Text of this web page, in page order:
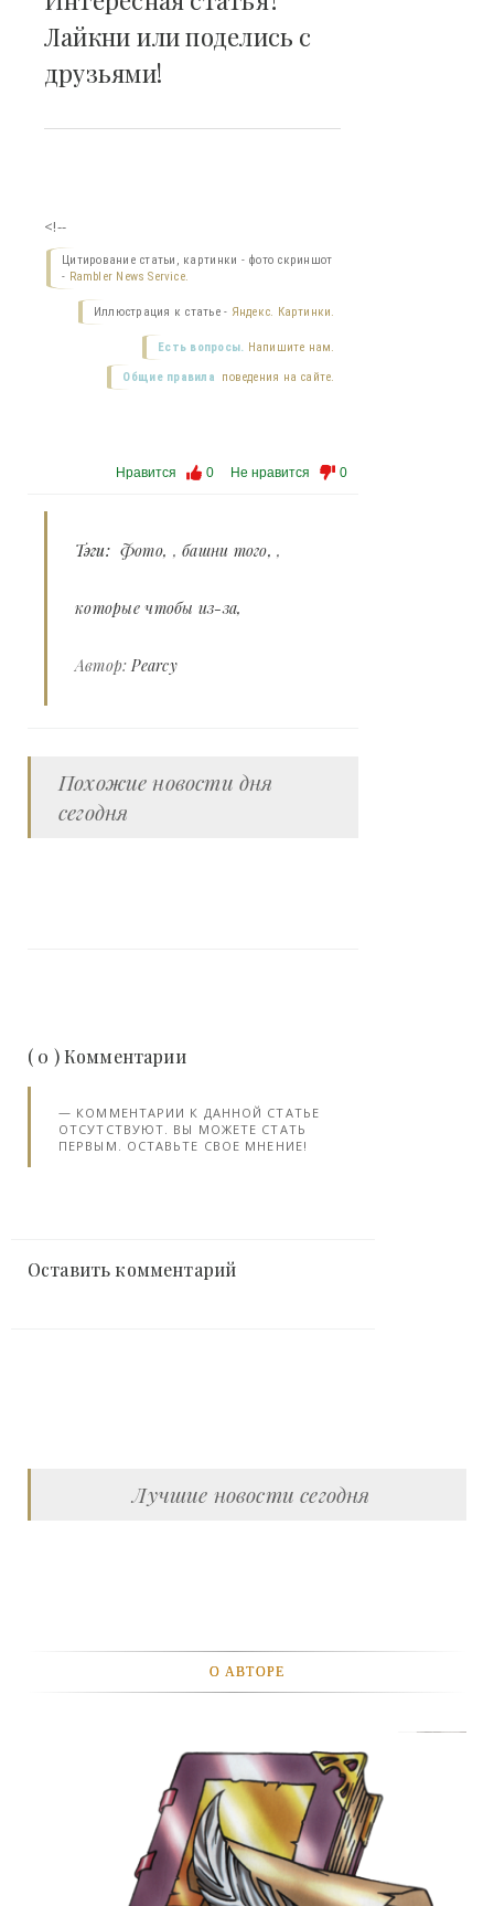
Лайкни или поделись с
друзьями!
<!--
Цитирование статьи, картинки - фото скриншот
- Rambler News Service.
Иллюстрация к статье - Яндекс. Картинки.
Есть вопросы. Напишите нам.
Общие правила поведения на сайте.
Нравится 0 Не нравится 0
Тэги: Фото , башни того ,
которые чтобы из-за
Автор:Pearcy
Похожие новости дня
сегодня
( 0 ) Комментарии
КОММЕНТАРИИ К ДАННОЙ СТАТЬЕ
ОТСУТСТВУЮТ. ВЫ МОЖЕТЕ СТАТЬ
ПЕРВЫМ. ОСТАВЬТЕ СВОЕ МНЕНИЕ!
Оставить комментарий
Лучшие новости сегодня
О АВТОРЕ